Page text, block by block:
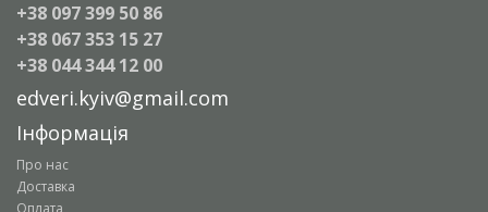
+38 097 399 50 86
+38 067 353 15 27
+38 044 344 12 00
edveri.kyiv@gmail.com
Інформація
Про нас
Доставка